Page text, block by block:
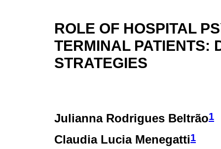
ROLE OF HOSPITAL
TERMINAL PATIENTS:
STRATEGIES
Julianna Rodrigues Beltrão1
Claudia Lucia Menegatti1